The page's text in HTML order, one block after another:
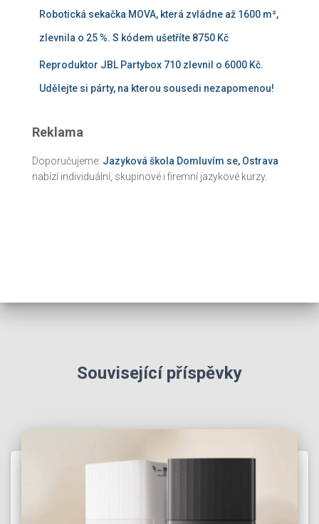
Robotická sekačka MOVA, která zvládne až 1600 m²,
zlevnila o 25 %. S kódem ušetříte 8750 Kč
Reproduktor JBL Partybox 710 zlevnil o 6000 Kč.
Udělejte si párty, na kterou sousedi nezapomenou!
Reklama
Doporučujeme: Jazyková škola Domluvím se, Ostrava
nabízí individuální, skupinové i firemní jazykové kurzy.
Související příspěvky